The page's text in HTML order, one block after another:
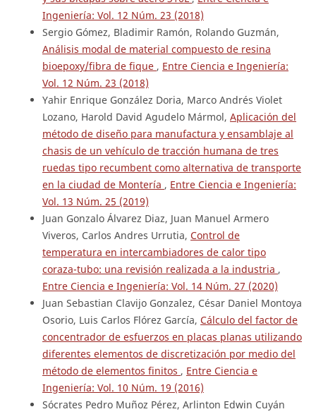
Ingeniería: Vol. 12 Núm. 23 (2018)
Sergio Gómez, Bladimir Ramón, Rolando Guzmán,
Análisis modal de material compuesto de resina
bioepoxy/fibra de fique , Entre Ciencia e Ingeniería:
Vol. 12 Núm. 23 (2018)
Yahir Enrique González Doria, Marco Andrés Violet
Lozano, Harold David Agudelo Mármol, Aplicación del
método de diseño para manufactura y ensamblaje al
chasis de un vehículo de tracción humana de tres
ruedas tipo recumbent como alternativa de transporte
en la ciudad de Montería , Entre Ciencia e Ingeniería:
Vol. 13 Núm. 25 (2019)
Juan Gonzalo Álvarez Diaz, Juan Manuel Armero
Viveros, Carlos Andres Urrutia, Control de
temperatura en intercambiadores de calor tipo
coraza-tubo: una revisión realizada a la industria ,
Entre Ciencia e Ingeniería: Vol. 14 Núm. 27 (2020)
Juan Sebastian Clavijo Gonzalez, César Daniel Montoya
Osorio, Luis Carlos Flórez García, Cálculo del factor de
concentrador de esfuerzos en placas planas utilizando
diferentes elementos de discretización por medio del
método de elementos finitos , Entre Ciencia e
Ingeniería: Vol. 10 Núm. 19 (2016)
Sócrates Pedro Muñoz Pérez, Arlinton Edwin Cuyán